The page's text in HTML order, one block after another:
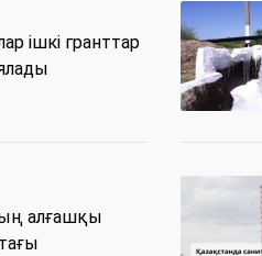
ішкі гранттар
алғашқы